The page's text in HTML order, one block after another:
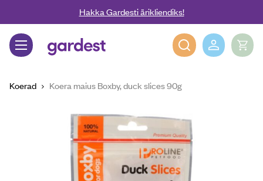
Liigu edasi põhisisu juurdeHakka Gardesti ärikliendiks!
Gardest
Koerad Koera maius Boxby, duck slices 90g